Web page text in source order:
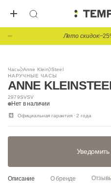
Лето скидок
Часы Anne Klein Steel
НАРУЧНЫЕ ЧАСЫ
ANNE KLEIN
2979SVSV
Нет в наличии
Официальная гарантия · 2 года
Описание О бренде